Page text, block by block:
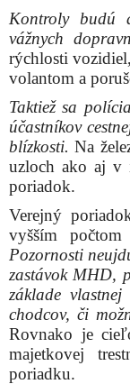
Kontroly budú
vážnych
rýchlosti
volantom a
Taktiež sa
účastníkov
blízkosti.Na
uzloch ako aj v
poriadok.
Verejný
vyšším
Pozornosti
zastávok MHD,
základe
chodcov, či
Rovnako je
majetkovej
poriadku.